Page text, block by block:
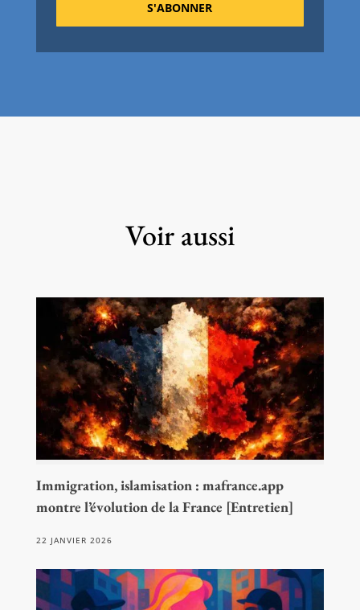
S'ABONNER
Voir aussi
Immigration, islamisation : mafrance.app
montre l’évolution de la France [Entretien]
22 JANVIER 2026